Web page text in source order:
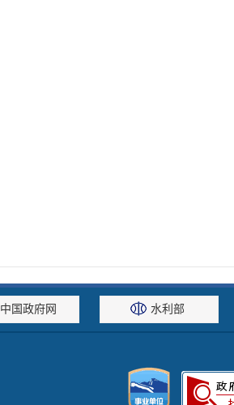
中国政府网 水利部